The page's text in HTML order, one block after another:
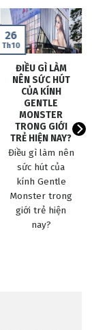
ĐIỀU GÌ LÀM
NÊN SỨC HÚT
CỦA KÍNH
GENTLE
MONSTER
TRONG GIỚI
TRẺ HIỆN NAY?
Điều gì làm nên
sức hút của
kính Gentle
Monster trong
giới trẻ hiện
nay?
26
Th10